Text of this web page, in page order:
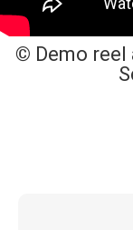
© Demo